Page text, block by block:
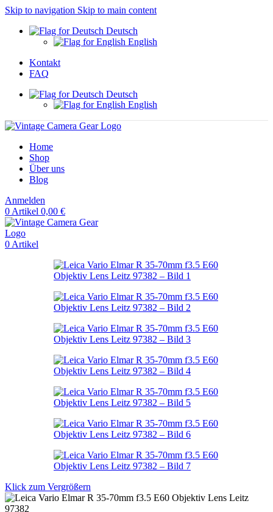
Skip to navigation Skip to main content
Deutsch
English
Kontakt
FAQ
Deutsch
English
Home
Shop
Über uns
Blog
Anmelden
0 Artikel 0,00 €
0 Artikel
Klick zum Vergrößern